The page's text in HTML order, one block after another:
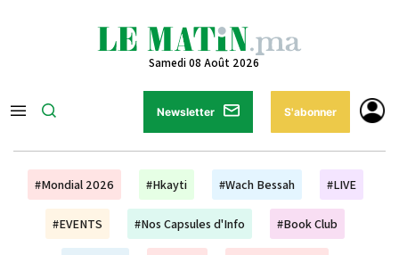
Samedi 08 Août 2026
Newsletter S'abonner
#Mondial 2026 #Hkayti #Wach Bessah #LIVE
#EVENTS #Nos Capsules d'Info #Book Club